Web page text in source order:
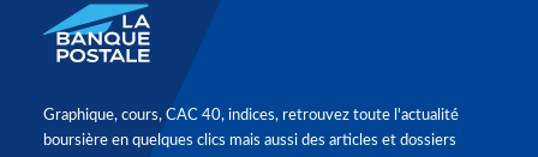
Graphique, cours, CAC 40, indices, retrouvez toute l'actualité
boursière en quelques clics mais aussi des articles et dossiers